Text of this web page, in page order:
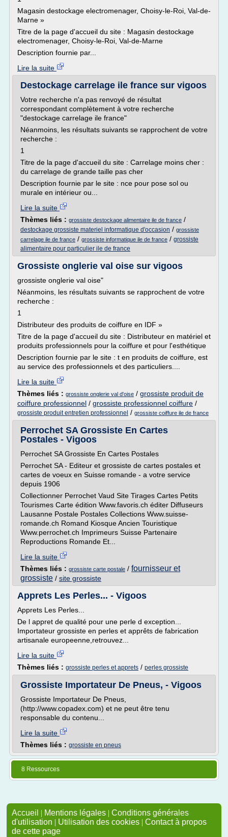
Magasin destockage electromenager, Choisy-le-Roi, Val-de-
Marne »
Titre de la page d'accueil du site : Magasin destockage
electromenager, Choisy-le-Roi, Val-de-Marne
Description fournie par...
Lire la suite
Destockage carrelage ile france sur vigoos
Votre recherche n'a pas renvoyé de résultat
correspondant complètement à votre recherche
"destockage carrelage ile france"
Néanmoins, les résultats suivants se rapprochent de votre
recherche :
1
Titre de la page d'accueil du site : Carrelage moins cher :
du carrelage de grande taille pas cher
Description fournie par le site : nce pour pose sol ou
murale en intérieur ou...
Lire la suite
Thèmes liés : grossiste destockage alimentaire ile de france /
destockage grossiste materiel informatique d'occasion / grossiste
carrelage ile de france / grossiste informatique ile de france / grossiste
alimentaire pour particulier ile de france
Grossiste onglerie val oise sur vigoos
grossiste onglerie val oise"
Néanmoins, les résultats suivants se rapprochent de votre
recherche :
1
Distributeur des produits de coiffure en IDF »
Titre de la page d'accueil du site : Distributeur en matériel et
produits professionnels pour la coiffure et pour l'esthétique
Description fournie par le site : t en produits de coiffure, est
au service des professionnels et des particuliers....
Lire la suite
Thèmes liés : grossiste onglerie val d'oise / grossiste produit de
coiffure professionnel / grossiste professionnel coiffure /
grossiste produit entretien professionnel / grossiste coiffure ile de france
Perrochet SA Grossiste En Cartes
Postales - Vigoos
Perrochet SA Grossiste En Cartes Postales
Perrochet SA - Editeur et grossiste de cartes postales et
cartes de voeux en Suisse romande - a votre service
depuis 1906
Collectionner Perrochet Vaud Site Tirages Cartes Petits
Tourismes Carte édition Www.favoris.ch éditer Diffuseurs
Lausanne Postale Postales Collections Www.suisse-
romande.ch Romand Kiosque Ancien Touristique
Www.perrochet.ch Imprimeurs Suisse Partenaire
Reproductions Romande Et...
Lire la suite
Thèmes liés : grossiste carte postale / fournisseur et
grossiste / site grossiste
Apprets Les Perles... - Vigoos
Apprets Les Perles...
De l appret de qualité pour une perle d exception...
Importateur grossiste en perles et apprêts de fabrication
artisanale europeenne,retrouvez...
Lire la suite
Thèmes liés : grossiste perles et apprets / perles grossiste
Grossiste Importateur De Pneus, - Vigoos
Grossiste Importateur De Pneus,
(http://www.copadex.com) et ne peut être tenu
responsable du contenu...
Lire la suite
Thèmes liés : grossiste en pneus
8 Ressources
Accueil | Mentions légales | Conditions générales
d'utilisation | Utilisation des cookies | Contact à propos
de cette page